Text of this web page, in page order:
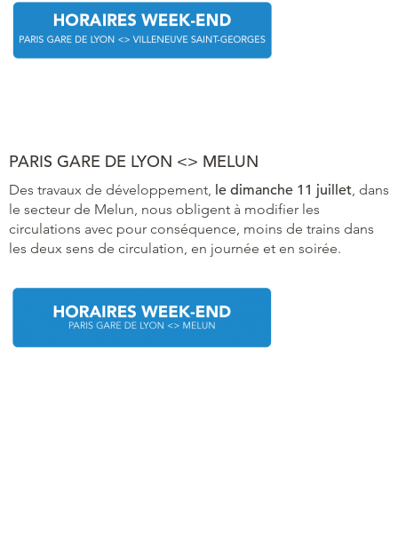
PARIS GARE DE LYON <> MELUN
Des travaux de développement, le dimanche 11 juillet, dans
le secteur de Melun, nous obligent à modifier les
circulations avec pour conséquence, moins de trains dans
les deux sens de circulation, en journée et en soirée.